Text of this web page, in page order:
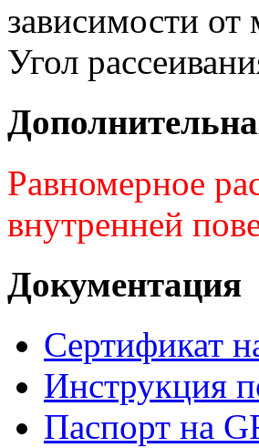
зависимости от
Угол
Равномерное
внутренней
Документация
Сертификат
Инструкция
Паспорт на